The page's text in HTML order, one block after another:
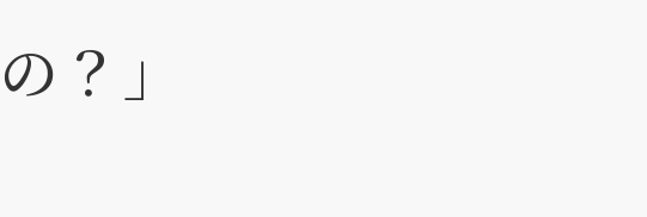
？」